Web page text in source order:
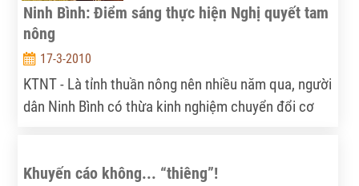
Ninh Bình: Điểm sáng thực hiện Nghị quyết tam
nông
17-3-2010
KTNT - Là tỉnh thuần nông nên nhiều năm qua, người
dân Ninh Bình có thừa kinh nghiệm chuyển đổi cơ
nông nghiệp hiện đại, chất lượng cao. Điều này càng
Khuyến cáo không... “thiêng”!